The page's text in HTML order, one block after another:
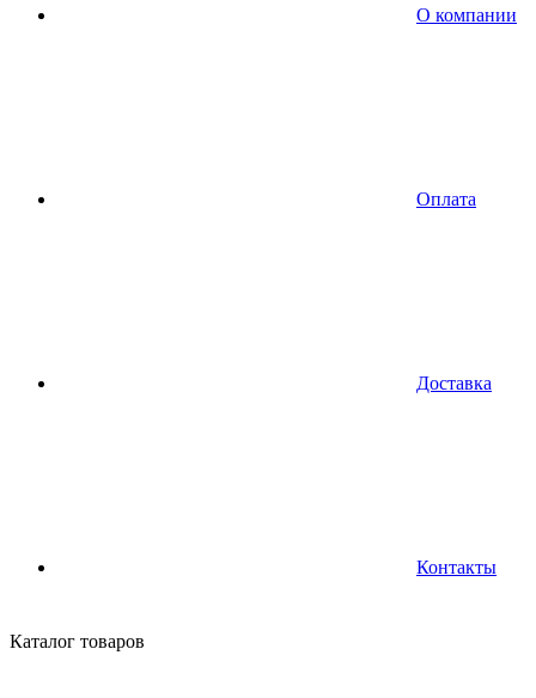
О компании
Оплата
Доставка
Контакты
Каталог товаров